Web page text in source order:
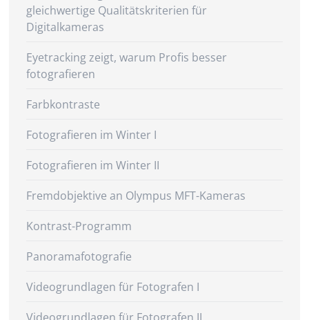
gleichwertige Qualitätskriterien für
Digitalkameras
Eyetracking zeigt, warum Profis besser
fotografieren
Farbkontraste
Fotografieren im Winter I
Fotografieren im Winter II
Fremdobjektive an Olympus MFT-Kameras
Kontrast-Programm
Panoramafotografie
Videogrundlagen für Fotografen I